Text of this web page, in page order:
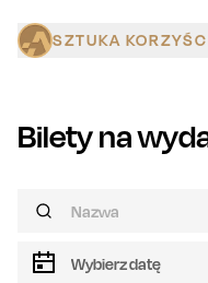
SZTUKA
Bilety na